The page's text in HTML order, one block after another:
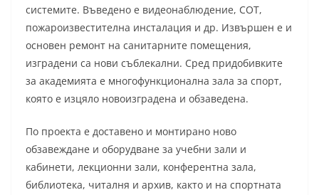
системите. Въведено е видеонаблюдение, СОТ,
пожароизвестителна инсталация и др. Извършен е и
основен ремонт на санитарните помещения,
изградени са нови съблекални. Сред придобивките
за академията е многофункционална зала за спорт,
която е изцяло новоизградена и обзаведена.
По проекта е доставено и монтирано ново
обзавеждане и оборудване за учебни зали и
кабинети, лекционни зали, конферентна зала,
библиотека, читалня и архив, както и на спортната